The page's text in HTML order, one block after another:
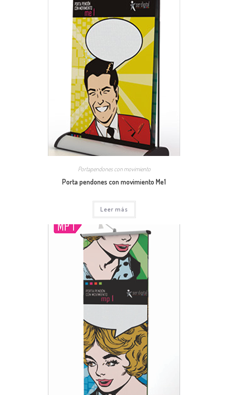
Portapendones con movimiento
Porta pendones con movimiento Me1
Leer más